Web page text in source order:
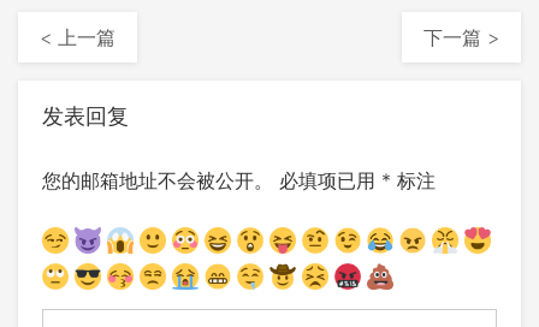
< 上一篇 下一篇 >
发表回复
您的邮箱地址不会被公开。 必填项已用 * 标注